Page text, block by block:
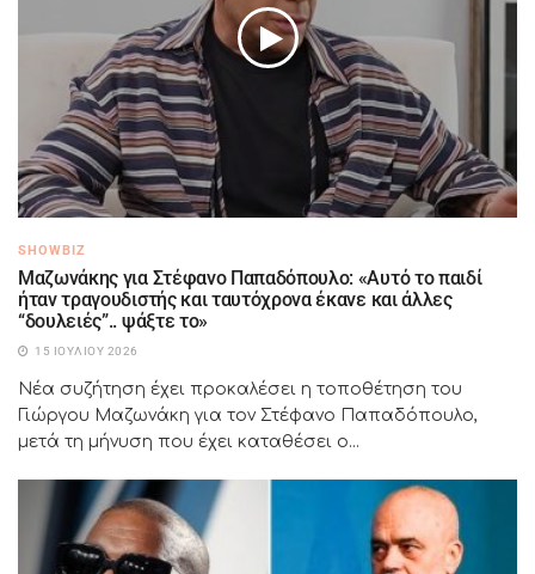
SHOWBIZ
Μαζωνάκης για Στέφανο Παπαδόπουλο: «Αυτό το παιδί
ήταν τραγουδιστής και ταυτόχρονα έκανε και άλλες
“δουλειές”.. ψάξτε το»
15 ΙΟΥΛΊΟΥ 2026
Νέα συζήτηση έχει προκαλέσει η τοποθέτηση του
Γιώργου Μαζωνάκη για τον Στέφανο Παπαδόπουλο,
μετά τη μήνυση που έχει καταθέσει ο...